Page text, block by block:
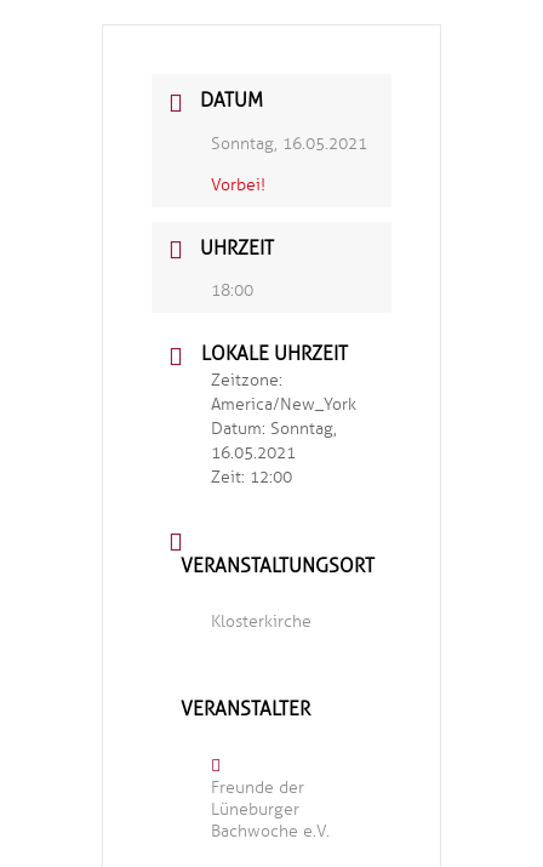
DATUM
Sonntag, 16.05.2021
Vorbei!
UHRZEIT
18:00
LOKALE UHRZEIT
Zeitzone:
America/New_York
Datum: Sonntag,
16.05.2021
Zeit: 12:00
VERANSTALTUNGSORT
Klosterkirche
VERANSTALTER
Freunde der
Lüneburger
Bachwoche e.V.